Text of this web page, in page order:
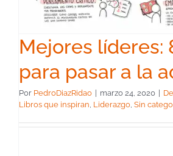
Mejores líderes:
para pasar a la
Por PedroDiazRidao marzo 24, 2020
Libros que inspiran Liderazgo Sin